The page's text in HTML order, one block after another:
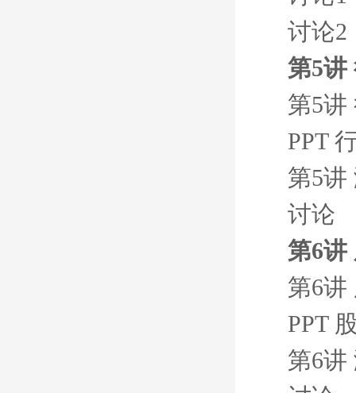
讨论2
第5讲
第5讲
PPT
第5讲
讨论
第6讲
第6讲
PPT
第6讲